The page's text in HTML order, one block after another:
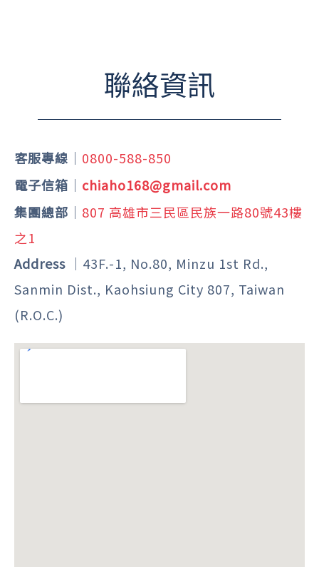
聯絡資訊
客服專線 ｜ 0800-588-850
電子信箱 ｜ chiaho168@gmail.com
集團總部 ｜ 807 高雄市三民區民族一路80號43樓
之1
Address ｜43F.-1, No.80, Minzu 1st Rd.,
Sanmin Dist., Kaohsiung City 807, Taiwan
(R.O.C.)